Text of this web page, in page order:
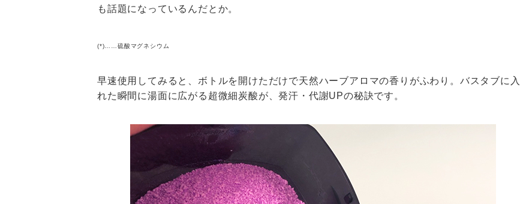
も話題になっているんだとか。
(*)……硫酸マグネシウム
早速使用してみると、ボトルを開けただけで天然ハーブアロマの香りがふわり。バスタブに入
れた瞬間に湯面に広がる超微細炭酸が、発汗・代謝UPの秘訣です。